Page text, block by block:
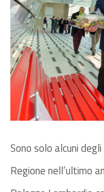
Sono solo alcuni
Regione nell’ultimo